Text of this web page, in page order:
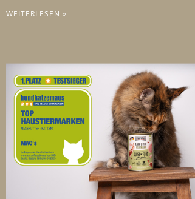
WEITERLESEN »